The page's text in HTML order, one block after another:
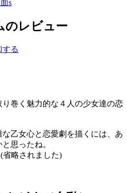
のレビュー
する
巻く魅力的な４人の少女達の恋
乙女心と恋愛劇を描くには、あ
思ったね。
省略されました)